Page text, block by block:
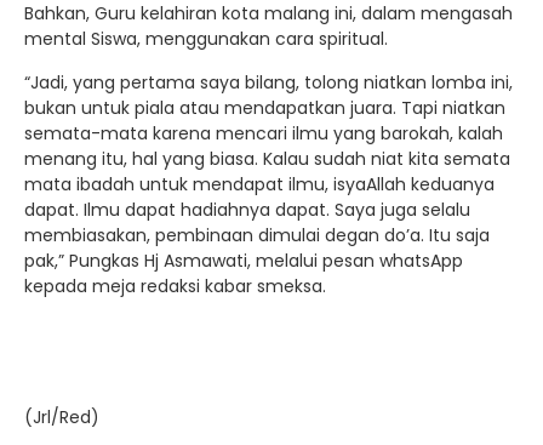
Bahkan, Guru kelahiran kota malang ini, dalam mengasah
mental Siswa, menggunakan cara spiritual.
“Jadi, yang pertama saya bilang, tolong niatkan lomba ini,
bukan untuk piala atau mendapatkan juara. Tapi niatkan
semata-mata karena mencari ilmu yang barokah, kalah
menang itu, hal yang biasa. Kalau sudah niat kita semata
mata ibadah untuk mendapat ilmu, isyaAllah keduanya
dapat. Ilmu dapat hadiahnya dapat. Saya juga selalu
membiasakan, pembinaan dimulai degan do’a. Itu saja
pak,” Pungkas Hj Asmawati, melalui pesan whatsApp
kepada meja redaksi kabar smeksa.
(Jrl/Red)